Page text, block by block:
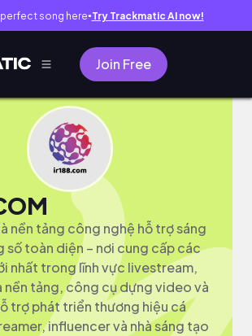
song here● Try Trackmatic AI now!
Join Free
nền tảng công nghệ hỗ trợ sáng
số toàn diện – nơi cung cấp các
nhất trong lĩnh vực livestream,
nền tảng, công cụ dựng video và
trợ phát triển thương hiệu cá
influencer và nhà sáng tạo